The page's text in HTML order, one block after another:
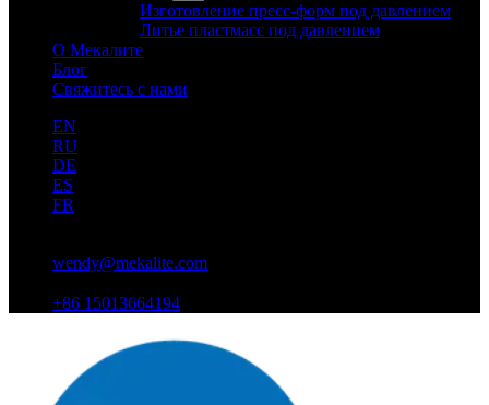
Изготовление пресс-форм под давлением
Литье пластмасс под давлением
О Мекалите
Блог
Свяжитесь с нами
EN
RU
DE
ES
FR
wendy@mekalite.com
+86 15013664194